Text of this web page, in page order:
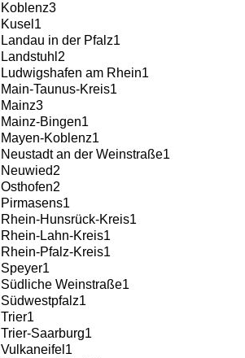
Koblenz3
Kusel 1
Landau in der Pfalz1
Landstuhl 2
Ludwigshafen am Rhein1
Main-Taunus-Kreis1
Mainz3
Mainz-Bingen1
Mayen-Koblenz1
Neustadt an der Weinstraße1
Neuwied2
Osthofen2
Pirmasens1
Rhein-Hunsrück-Kreis1
Rhein-Lahn-Kreis1
Rhein-Pfalz-Kreis1
Speyer1
Südliche Weinstraße1
Südwestpfalz1
Trier1
Trier-Saarburg1
Vulkaneifel 1